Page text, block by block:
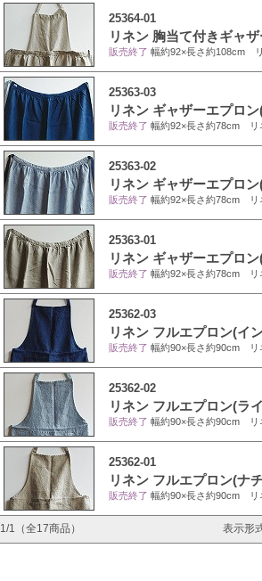
25364-01
リネン 胸当て付きギャ
販売終了 幅約92×長さ約108cm
25363-03
リネン ギャザーエプロ
販売終了 幅約92×長さ約78cm リ
25363-02
リネン ギャザーエプロ
販売終了 幅約92×長さ約78cm リ
25363-01
リネン ギャザーエプロ
販売終了 幅約92×長さ約78cm リ
25362-03
リネン フルエプロン(イ
販売終了 幅約90×長さ約90cm リ
25362-02
リネン フルエプロン(ラ
販売終了 幅約90×長さ約90cm リ
25362-01
リネン フルエプロン(ナ
販売終了 幅約90×長さ約90cm リ
1/1（全17商品） 表示形